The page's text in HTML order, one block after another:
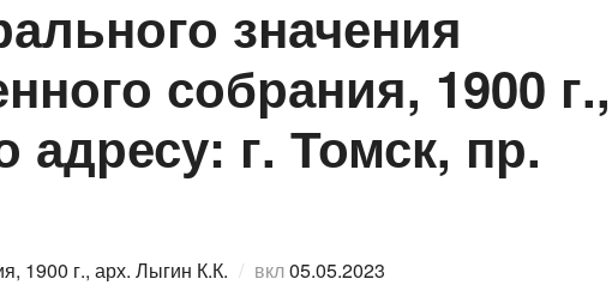
значения
собрания, 1900 г.,
г. Томск, пр.
1900 г., арх. Лыгин К.К. вклОпубликовано
05.05.2023